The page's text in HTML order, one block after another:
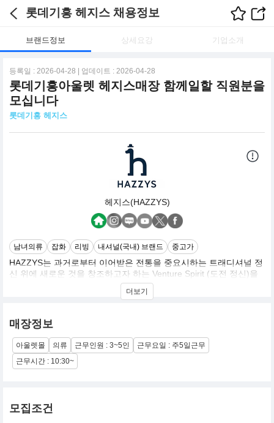
롯데기흥 헤지스 채용정보
브랜드정보 상세요강 기업소개
등록일 : 2026-04-28 | 업데이트 : 2026-04-28
롯데기흥아울렛 헤지스매장 함께일할 직원분을
모십니다
롯데기흥 헤지스
헤지스(HAZZYS)
남녀의류 잡화 리빙 내셔널(국내) 브랜드 중고가
HAZZYS는 과거로부터 이어받은 전통을 중요시하는 트래디셔널 정
신 위에 새로운 것을 창조하고자 하는 Venture Spirit (도전 정신)을
가진 25~35세의 남성을 위한 트래디셔널 캐주얼로 Symbol은 영국
의 대표적인 명문인 에드워드家의 전통과 명예를 상징해 온 문장인
우리 신체가 편안하게 활동할 수 있는 패턴 위에 고급스럽고 세련된
색감과 디자인을 가미하여 생활 속에서 편하게 입을 수 있는 고품격
트래디셔널 캐주얼 이다.
더보기
매장정보
아울렛몰 의류 근무인원 : 3~5인
근무요일 : 주5일근무
근무시간 : 10:30~
모집조건